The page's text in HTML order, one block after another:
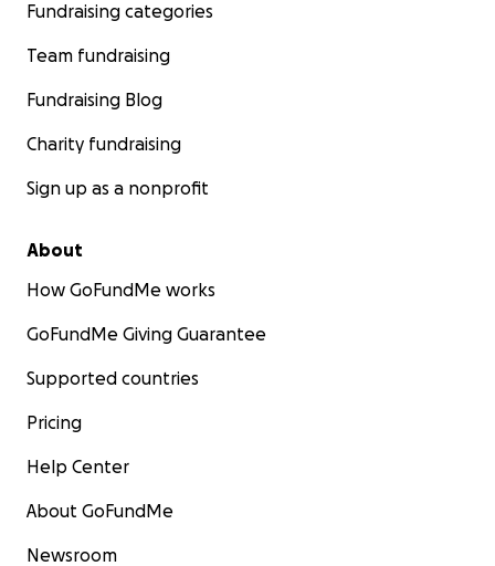
Fundraising categories
Team fundraising
Fundraising Blog
Charity fundraising
Sign up as a nonprofit
About
How GoFundMe works
GoFundMe Giving Guarantee
Supported countries
Pricing
Help Center
About GoFundMe
Newsroom